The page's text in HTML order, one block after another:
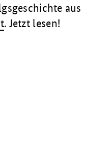
aus
. Jetzt lesen!